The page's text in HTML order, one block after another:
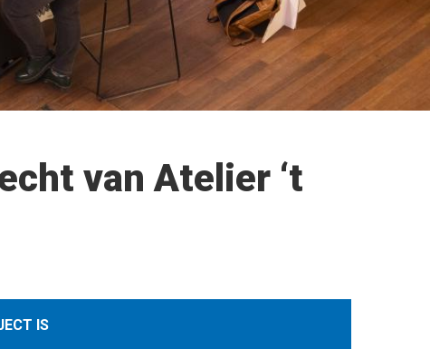
van Atelier ‘t
IS